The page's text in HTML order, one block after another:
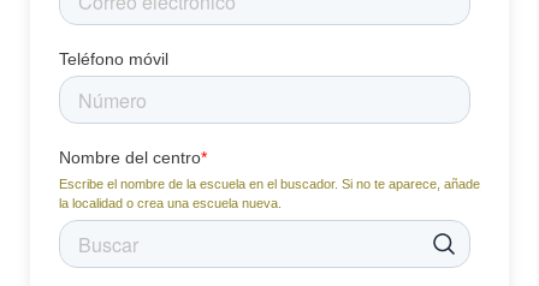
Teléfono móvil
Nombre del centro*
Escribe el nombre de la escuela en el buscador. Si no te aparece, añade
la localidad o crea una escuela nueva.